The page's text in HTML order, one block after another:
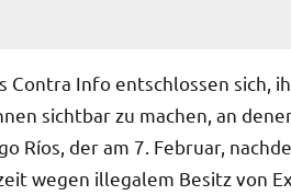
Contra Info entschlossen sich,
sichtbar zu machen, an
Ríos, der am 7. Februar,
wegen illegalem Besitz von